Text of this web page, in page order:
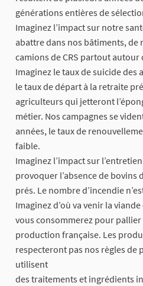
générations entières de
Imaginez l’impact sur notre
abattre dans nos bâtiments, de
camions de CRS partout autour
Imaginez le taux de suicide des
le taux de départ à la retraite
agriculteurs qui jetteront
métier. Nos campagnes se
années, le taux de
faible.
Imaginez l’impact sur
provoquer l’absence de bovins
prés. Le nombre d’incendie
Imaginez d’où va venir la
vous consommerez pour
production française. Les
respecteront pas nos règles de
utilisent
des traitements et ingrédients